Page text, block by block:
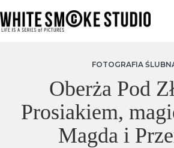
do
treści
FOTOGRAFIA
Oberża Pod
Prosiakiem,
Magda i